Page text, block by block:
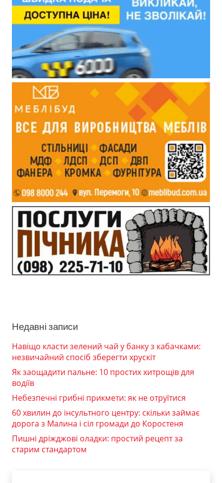
Недавні записи
Навіщо класти зелений чай у банку з кабачками:
незвичайний спосіб зберегти хрускіт
Як заощадити пальне: 10 простих хитрощів для
водіїв
Небезпечні грибні прикмети: як не отруїтися
60 хвилин до інсультного центру: скільки займає
дорога з Малина і сіл громади до Коростеня
Пишні дріжджові оладки: простий рецепт за
старим стандартом